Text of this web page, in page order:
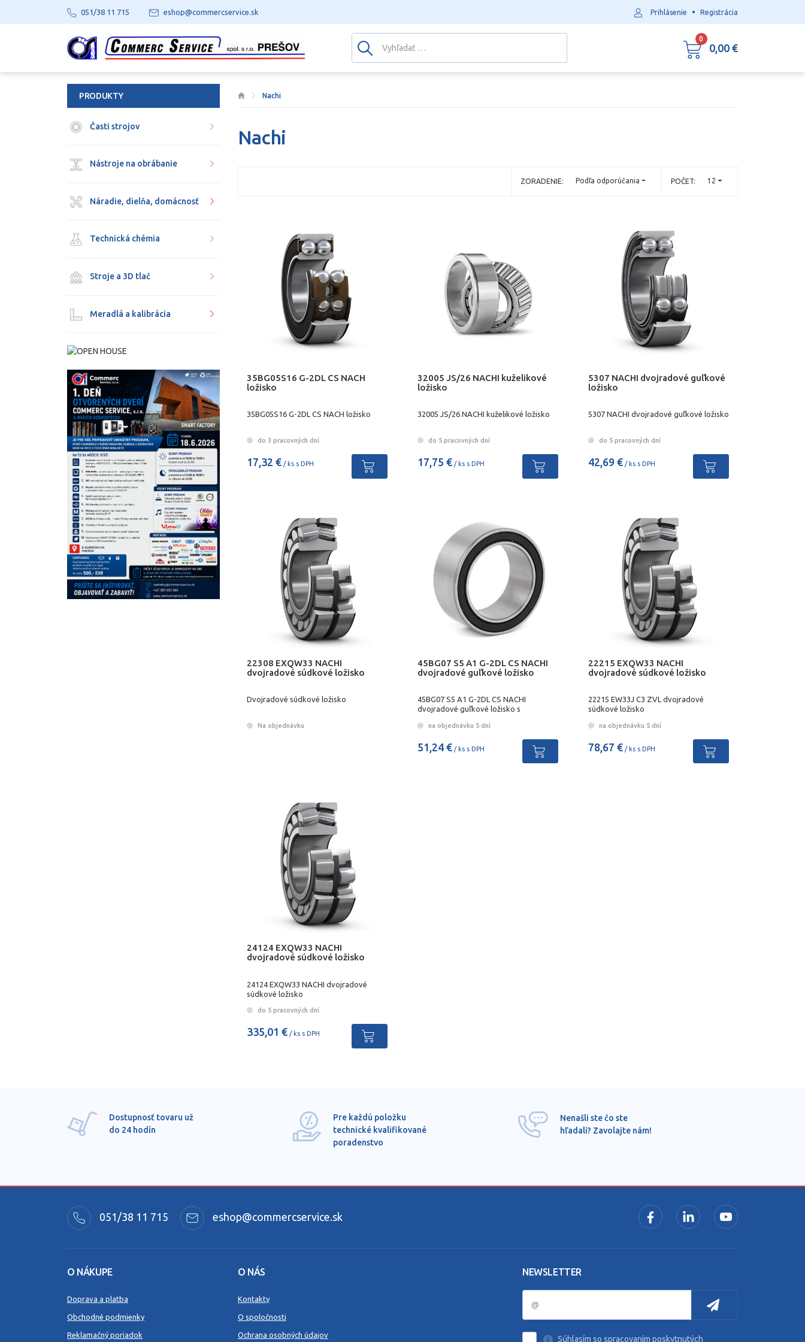
Nachi
Nachi
POČET: 12
ZORADENIE: Podľa odporúčania
35BG05S16 G-2DL CS NACH
ložisko
35BG05S16 G-2DL CS NACH ložisko
do 3 pracovných dní
17,32 € / ks s DPH
32005 JS/26 NACHI kuželikové
ložisko
32005 JS/26 NACHI kuželikové ložisko
do 5 pracovných dní
17,75 €/ ks s DPH
5307 NACHI dvojradové guľkové
ložisko
5307 NACHI dvojradové guľkové ložisko
do 5 pracovných dní
42,69 €/ ks s DPH
22308 EXQW33 NACHI
dvojradové súdkové ložisko
Dvojradové súdkové ložisko
Na objednávku
45BG07 S5 A1 G-2DL CS NACHI
dvojradové guľkové ložisko
45BG07 S5 A1 G-2DL CS NACHI
dvojradové guľkové ložisko s
na objednávku 5 dní
51,24 €/ ks s DPH
22215 EXQW33 NACHI
dvojradové súdkové ložisko
22215 EW33J C3 ZVL dvojradové
súdkové ložisko
na objednávku 5 dní
78,67 €/ ks s DPH
24124 EXQW33 NACHI
dvojradové súdkové ložisko
24124 EXQW33 NACHI dvojradové
súdkové ložisko
do 5 pracovných dní
335,01 € / ks s DPH
PRODUKTY
Časti strojov
Nástroje na obrábanie
Náradie, dielňa, domácnosť
Technická chémia
Stroje a 3D tlač
Meradlá a kalibrácia
Dostupnosť tovaru už
do 24 hodín
Pre každú položku
technické kvalifikované
poradenstvo
Nenašli ste čo ste
hľadali? Zavolajte nám!
051/38 11 715 eshop@commercservice.sk
O NÁKUPE
Doprava a platba
Obchodné podmienky
Reklamačný poriadok
O NÁS
Kontakty
O spoločnosti
Ochrana osobných údajov
NEWSLETTER
Súhlasím so spracovaním poskytnutých
051/38 11 715 eshop@commercservice.sk Prihlásenie • Registrácia
0
0,00 €